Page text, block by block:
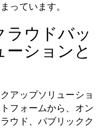
っています。
ウドバッ
ションと
アップソリューショ
フォームから、オン
ウド、パブリックク